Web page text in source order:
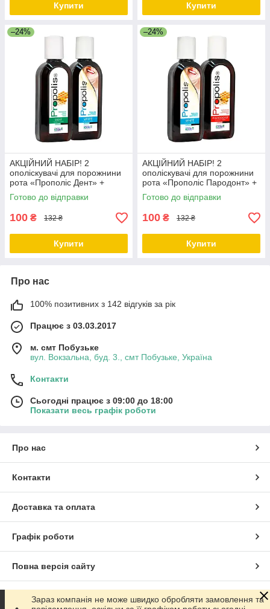
Купити Купити
–24%
АКЦІЙНИЙ НАБІР! 2
ополіскувачі для порожнини
рота «Прополіс Дент» +
«Прополіс Вайт» за
ЗНИЖЕНОЮ ЦІНОЮ
Готово до відправки
100 ₴ 132 ₴
Купити
–24%
АКЦІЙНИЙ НАБІР! 2
ополіскувачі для порожнини
рота «Прополіс Пародонт» +
«Прополіс Вайт» за
ЗНИЖЕНОЮ ЦІНОЮ
Готово до відправки
100 ₴ 132 ₴
Купити
Про нас
100% позитивних з 142 відгуків за рік
Працює з 03.03.2017
м. смт Побузьке
вул. Вокзальна, буд. 3., смт Побузьке, Україна
Контакти
Сьогодні працює з 09:00 до 18:00
Показати весь графік роботи
Про нас
Контакти
Доставка та оплата
Графік роботи
Повна версія сайту
Сайт створено на маркетплейсіProm.ua
Зараз компанія не може швидко обробляти замовлення та